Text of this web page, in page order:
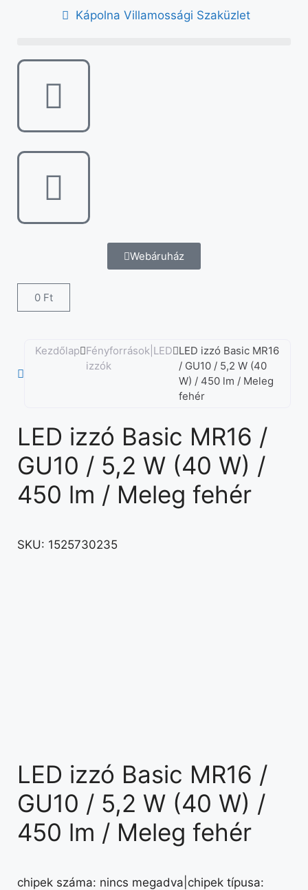
Kápolna Villamossági Szaküzlet
Webáruház
0 Ft
Kezdőlap Fényforrások|LED
izzók
LED izzó Basic MR16
/ GU10 / 5,2 W (40
W) / 450 lm / Meleg
fehér
LED izzó Basic MR16 /
GU10 / 5,2 W (40 W) /
450 lm / Meleg fehér
SKU: 1525730235
LED izzó Basic MR16 /
GU10 / 5,2 W (40 W) /
450 lm / Meleg fehér
chipek száma: nincs megadva|chipek típusa: